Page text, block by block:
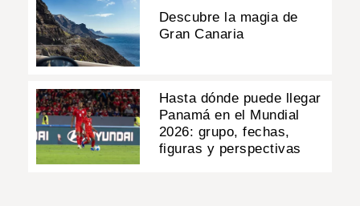
Descubre la magia de
Gran Canaria
Hasta dónde puede llegar
Panamá en el Mundial
2026: grupo, fechas,
figuras y perspectivas